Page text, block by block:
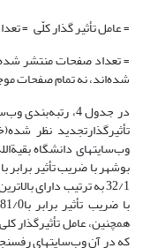
= عامل تأثیر گذار کلّی =
= تعداد صفحات منتشر
شده‌اند، نه تمام صفحات
در جدول 4،
تأثیرگذارتجدید نظر
32/1 به ترتیب دارای
همچنین، عامل تأثیرگذار